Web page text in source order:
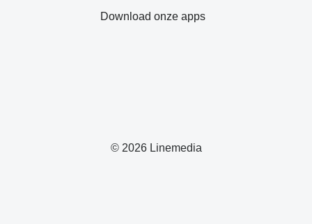
© 2026 Linemedia
Download onze apps